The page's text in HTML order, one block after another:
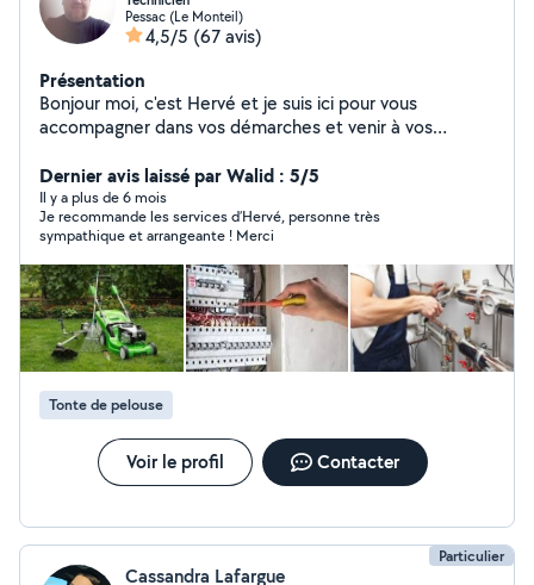
Pessac (Le Monteil)
4,5/5 (67 avis)
Présentation
Bonjour moi, c'est Hervé et je suis ici pour vous
accompagner dans vos démarches et venir à vos
également électricien de métier. Bien cordialement aux
plaisirs de faire des choses pour vous
Dernier avis laissé par Walid : 5/5
Il y a plus de 6 mois
Je recommande les services d’Hervé, personne très
sympathique et arrangeante ! Merci
Tonte de pelouse
Voir le profil Contacter
Particulier
Cassandra Lafargue